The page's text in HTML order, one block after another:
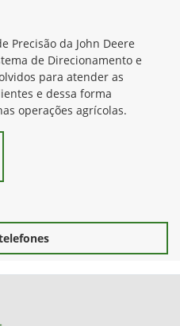
Precisão da John Deere
de Direcionamento e
para atender as
e dessa forma
operações agrícolas.